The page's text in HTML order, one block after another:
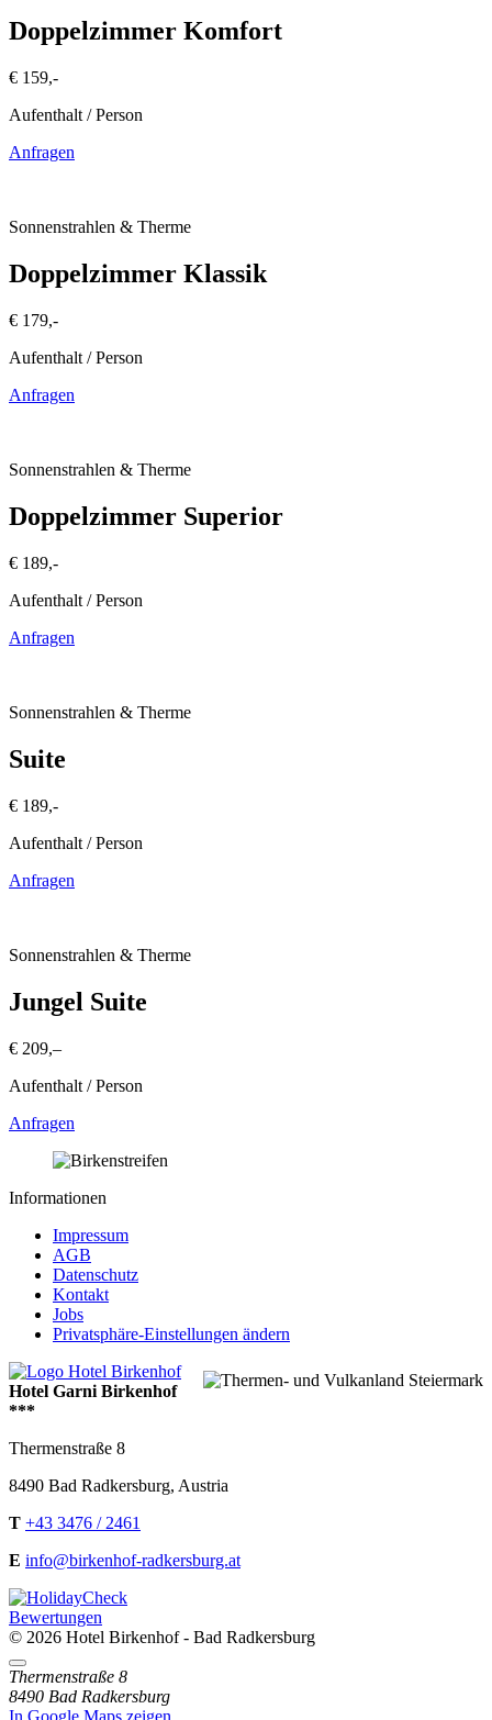
Doppelzimmer Komfort
€ 159,-
Aufenthalt / Person
Anfragen
Sonnenstrahlen & Therme
Doppelzimmer Klassik
€ 179,-
Aufenthalt / Person
Anfragen
Sonnenstrahlen & Therme
Doppelzimmer Superior
€ 189,-
Aufenthalt / Person
Anfragen
Sonnenstrahlen & Therme
Suite
€ 189,-
Aufenthalt / Person
Anfragen
Sonnenstrahlen & Therme
Jungel Suite
€ 209,–
Aufenthalt / Person
Anfragen
Informationen
Impressum
AGB
Datenschutz
Kontakt
Jobs
Privatsphäre-Einstellungen ändern
Hotel Garni Birkenhof
***
Thermenstraße 8
8490 Bad Radkersburg, Austria
T +43 3476 / 2461
E info@birkenhof-radkersburg.at
Bewertungen
© 2026 Hotel Birkenhof - Bad Radkersburg
Directions
Thermenstraße 8
8490 Bad Radkersburg
In Google Maps zeigen